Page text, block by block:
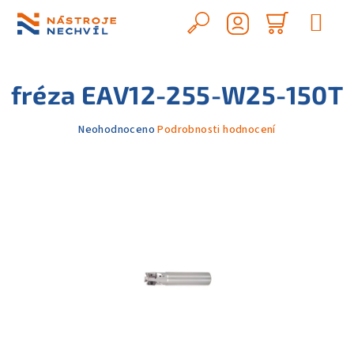
obsah
Hledat
košík
fréza EAV12-255-W25-150T
Průměrné
Neohodnoceno Podrobnosti hodnocení